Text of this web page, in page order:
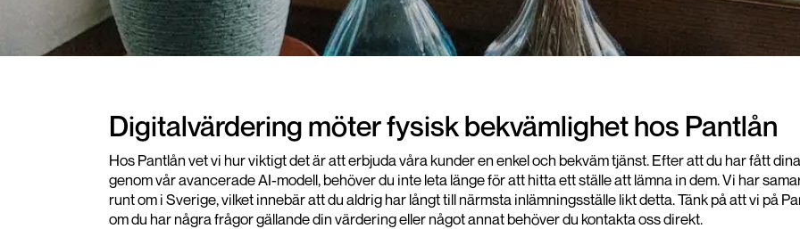
Digitalvärdering möter fysisk bekvämlighet hos Pantlån
Hos Pantlån vet vi hur viktigt det är att erbjuda våra kunder en enkel och bekväm tjänst. Efter att du har fått
genom vår avancerade AI-modell, behöver du inte leta länge för att hitta ett ställe att lämna in dem. Vi har
runt om i Sverige, vilket innebär att du aldrig har långt till närmsta inlämningsställe likt detta. Tänk på att vi på
om du har några frågor gällande din värdering eller något annat behöver du kontakta oss direkt.